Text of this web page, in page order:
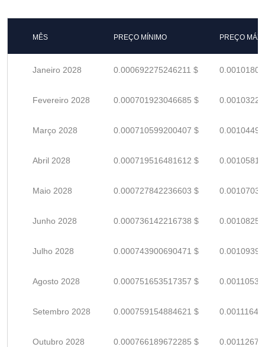
MÊS PREÇO MÍNIMO PREÇO
Janeiro 2028 0.000692275246211 $
Fevereiro 2028 0.000701923046685 $
Março 2028 0.000710599200407 $
Abril 2028 0.000719516481612 $
Maio 2028 0.000727842236603 $
Junho 2028 0.000736142216738 $
Julho 2028 0.000743900690471 $
Agosto 2028 0.000751653517357 $
Setembro 2028 0.000759154884621 $
Outubro 2028 0.000766189672285 $